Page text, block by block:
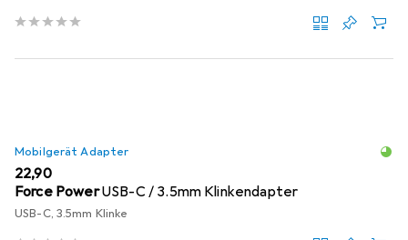
Mobilgerät Adapter
EUR
22,90
Force PowerUSB-C / 3.5mm Klinkendapter
USB-C, 3.5mm Klinke